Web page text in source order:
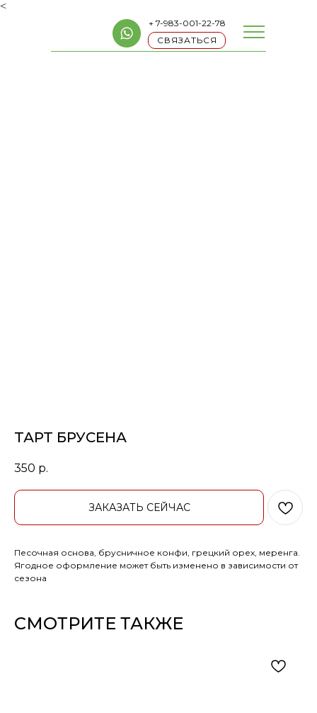
<
+ 7-983-001-22-78
СВЯЗАТЬСЯ
ТАРТ БРУСЕНА
350 р.
ЗАКАЗАТЬ СЕЙЧАС
Песочная основа, брусничное конфи, грецкий орех, меренга.
Ягодное оформление может быть изменено в зависимости от
сезона
СМОТРИТЕ ТАКЖЕ